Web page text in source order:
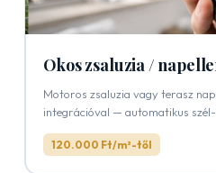
Okos zsaluzia /
Motoros zsaluzia vagy terasz
integrációval — automatikus szél-
120.000 Ft/m²-től